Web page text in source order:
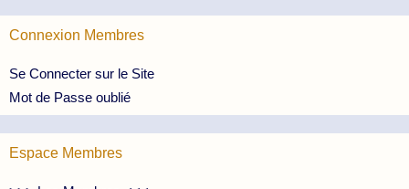
Connexion Membres
Se Connecter sur le Site
Mot de Passe oublié
Espace Membres